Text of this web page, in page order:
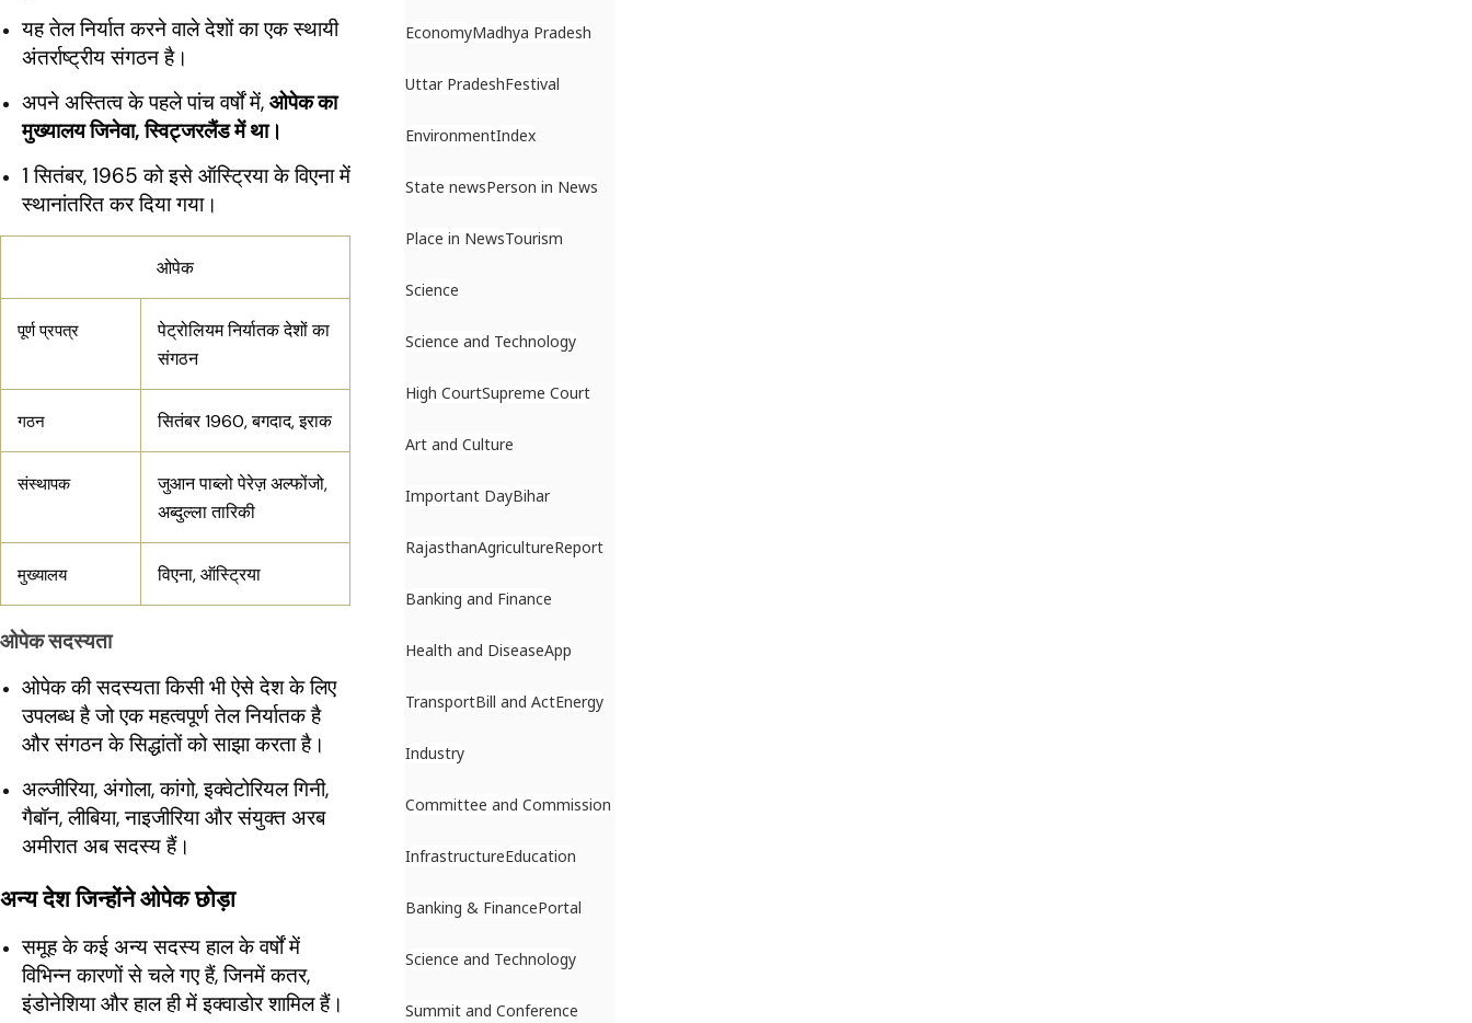
यह तेल निर्यात करने वाले देशों का एक स्थायी
अंतर्राष्ट्रीय संगठन है।
अपने अस्तित्व के पहले पांच वर्षों में, ओपेक का
मुख्यालय जिनेवा, स्विट्जरलैंड में था।
1 सितंबर, 1965 को इसे ऑस्ट्रिया के विएना में
स्थानांतरित कर दिया गया।
ओपेक
पूर्ण प्रपत्र
पेट्रोलियम निर्यातक देशों का
संगठन
गठन सितंबर 1960, बगदाद, इराक
संस्थापक
जुआन पाब्लो पेरेज़ अल्फोंजो,
अब्दुल्ला तारिकी
मुख्यालय विएना, ऑस्ट्रिया
ओपेक सदस्यता
ओपेक की सदस्यता किसी भी ऐसे देश के लिए
उपलब्ध है जो एक महत्वपूर्ण तेल निर्यातक है
और संगठन के सिद्धांतों को साझा करता है।
अल्जीरिया, अंगोला, कांगो, इक्वेटोरियल गिनी,
गैबॉन, लीबिया, नाइजीरिया और संयुक्त अरब
अमीरात अब सदस्य हैं।
अन्य देश जिन्होंने ओपेक छोड़ा
समूह के कई अन्य सदस्य हाल के वर्षों में
विभिन्न कारणों से चले गए हैं, जिनमें कतर,
इंडोनेशिया और हाल ही में इक्वाडोर शामिल हैं।
EconomyMadhya Pradesh
Uttar PradeshFestival
EnvironmentIndex
State newsPerson in News
Place in NewsTourism
Science
Science and Technology
High CourtSupreme Court
Art and Culture
Important DayBihar
RajasthanAgricultureReport
Banking and Finance
Health and DiseaseApp
TransportBill and ActEnergy
Industry
Committee and Commission
InfrastructureEducation
Banking & FinancePortal
Science and Technology
Summit and Conference